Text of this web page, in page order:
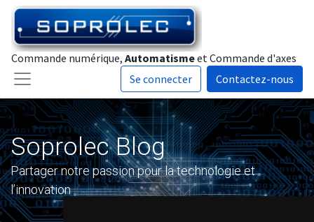
Commande numérique, Automatismeet Commande d'axes
Se connecter
Contactez-nous
Soprolec Blog
Partager notre passion pour la technologie et
l’innovation